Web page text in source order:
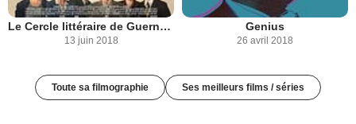
Le Cercle littéraire de Guernesey
13 juin 2018
Genius
26 avril 2018
Toute sa filmographie Ses meilleurs films / séries